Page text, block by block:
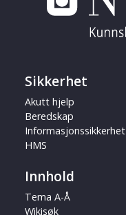
Sikkerhet
Akutt hjelp
Beredskap
Informasjonssikkerhet
HMS
Innhold
Tema A-Å
Wikisøk